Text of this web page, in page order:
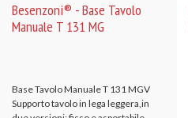
Besenzoni® - Base Tavolo
Manuale T 131 MG
Base Tavolo Manuale T 131 MGV
Supporto tavolo in lega leggera,in